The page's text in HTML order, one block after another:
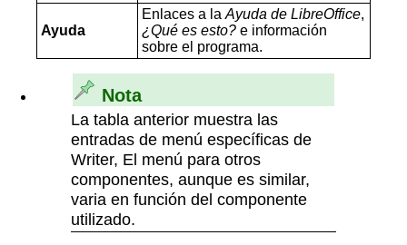
Ayuda
Enlaces a la Ayuda de LibreOffice,
¿Qué es esto?e información
sobre el programa.
Nota
La tabla anterior muestra las
entradas de menú específicas de
Writer, El menú para otros
componentes, aunque es similar,
varia en función del componente
utilizado.